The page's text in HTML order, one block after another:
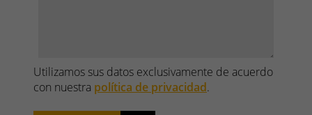
Utilizamos sus datos exclusivamente de acuerdo
con nuestra política de privacidad.